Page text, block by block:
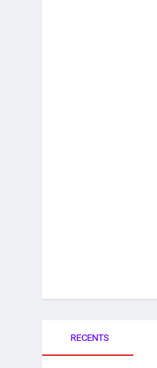
RECENTS